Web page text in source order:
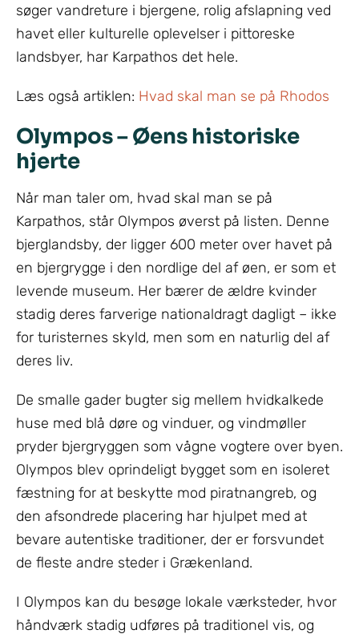
søger vandreture i bjergene, rolig afslapning ved
havet eller kulturelle oplevelser i pittoreske
landsbyer, har Karpathos det hele.
Læs også artiklen: Hvad skal man se på Rhodos
Olympos – Øens historiske
hjerte
Når man taler om, hvad skal man se på
Karpathos, står Olympos øverst på listen. Denne
bjerglandsby, der ligger 600 meter over havet på
en bjergrygge i den nordlige del af øen, er som et
levende museum. Her bærer de ældre kvinder
stadig deres farverige nationaldragt dagligt – ikke
for turisternes skyld, men som en naturlig del af
deres liv.
De smalle gader bugter sig mellem hvidkalkede
huse med blå døre og vinduer, og vindmøller
pryder bjergryggen som vågne vogtere over byen.
Olympos blev oprindeligt bygget som en isoleret
fæstning for at beskytte mod piratnangreb, og
den afsondrede placering har hjulpet med at
bevare autentiske traditioner, der er forsvundet
de fleste andre steder i Grækenland.
I Olympos kan du besøge lokale værksteder, hvor
håndværk stadig udføres på traditionel vis, og